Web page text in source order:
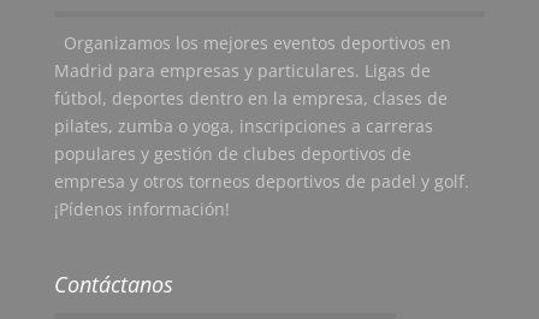
Organizamos los mejores eventos deportivos en
Madrid para empresas y particulares. Ligas de
fútbol, deportes dentro en la empresa, clases de
pilates, zumba o yoga, inscripciones a carreras
populares y gestión de clubes deportivos de
empresa y otros torneos deportivos de padel y golf.
¡Pídenos información!
Contáctanos